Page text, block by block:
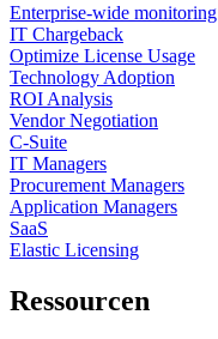
Enterprise-wide monitoring
IT Chargeback
Optimize License Usage
Technology Adoption
ROI Analysis
Vendor Negotiation
C-Suite
IT Managers
Procurement Managers
Application Managers
SaaS
Elastic Licensing
Ressourcen